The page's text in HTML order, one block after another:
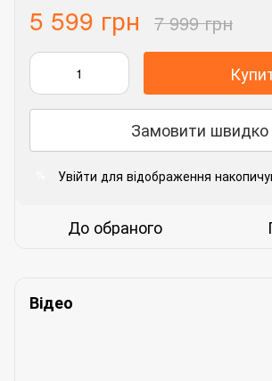
5 599 грн 7 999 грн
Замовити швидко
Увійти для відображення
До обраного
Відео